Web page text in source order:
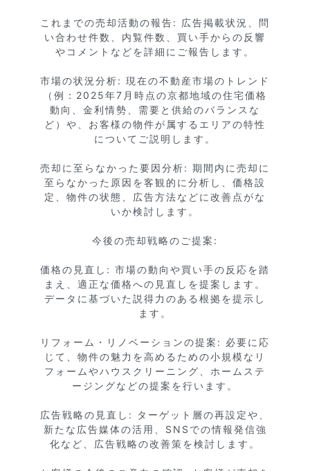
これまでの売却活動の報告: 広告掲載状況、問
い合わせ件数、内覧件数、買い手からの反響
やコメントなどを詳細にご報告します。
市場の状況分析: 現在の不動産市場のトレンド
（例：2025年7月時点の京都地域の住宅価格
動向、金利情勢、需要と供給のバランスな
ど）や、お客様の物件が属するエリアの特性
についてご説明します。
売却に至らなかった要因分析: 期間内に売却に
至らなかった原因を客観的に分析し、価格設
定、物件の状態、広告方法などに改善点がな
いか検討します。
今後の売却戦略のご提案:
価格の見直し: 市場の動向や買い手の反応を踏
まえ、適正な価格への見直しを提案します。
データに基づいた説得力のある根拠を提示し
ます。
リフォーム・リノベーションの提案: 必要に応
じて、物件の魅力を高めるための小規模なリ
フォームやハウスクリーニング、ホームステ
ージングなどの提案を行います。
広告戦略の見直し: ターゲット層の再設定や、
新たな広告媒体の活用、SNSでの情報発信強
化など、広告戦略の改善策を検討します。